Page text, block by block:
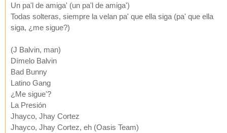
Un pa'l de amiga' (un pa'l de amiga')
Todas solteras, siempre la velan pa' que ella siga (pa' que ella
siga, ¿me sigue?)
(J Balvin, man)
Dímelo Balvin
Bad Bunny
Latino Gang
¿Me sigue'?
La Presión
Jhayco, Jhay Cortez
Jhayco, Jhay Cortez, eh (Oasis Team)